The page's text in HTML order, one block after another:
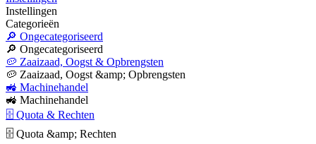
Instellingen
Categorieën
🔎 Ongecategoriseerd
🔎 Ongecategoriseerd
🥔 Zaaizaad, Oogst & Opbrengsten
🥔 Zaaizaad, Oogst &amp; Opbrengsten
🚜 Machinehandel
🚜 Machinehandel
🗄 Quota & Rechten
🗄 Quota &amp; Rechten